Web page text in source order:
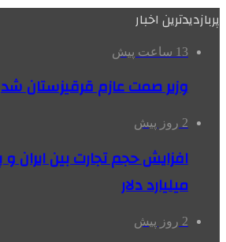
پربازدیدترین اخبار
13 ساعت پیش
وزیر صمت عازم قرقیزستان شد
2 روز پیش
میلیارد دلار
2 روز پیش